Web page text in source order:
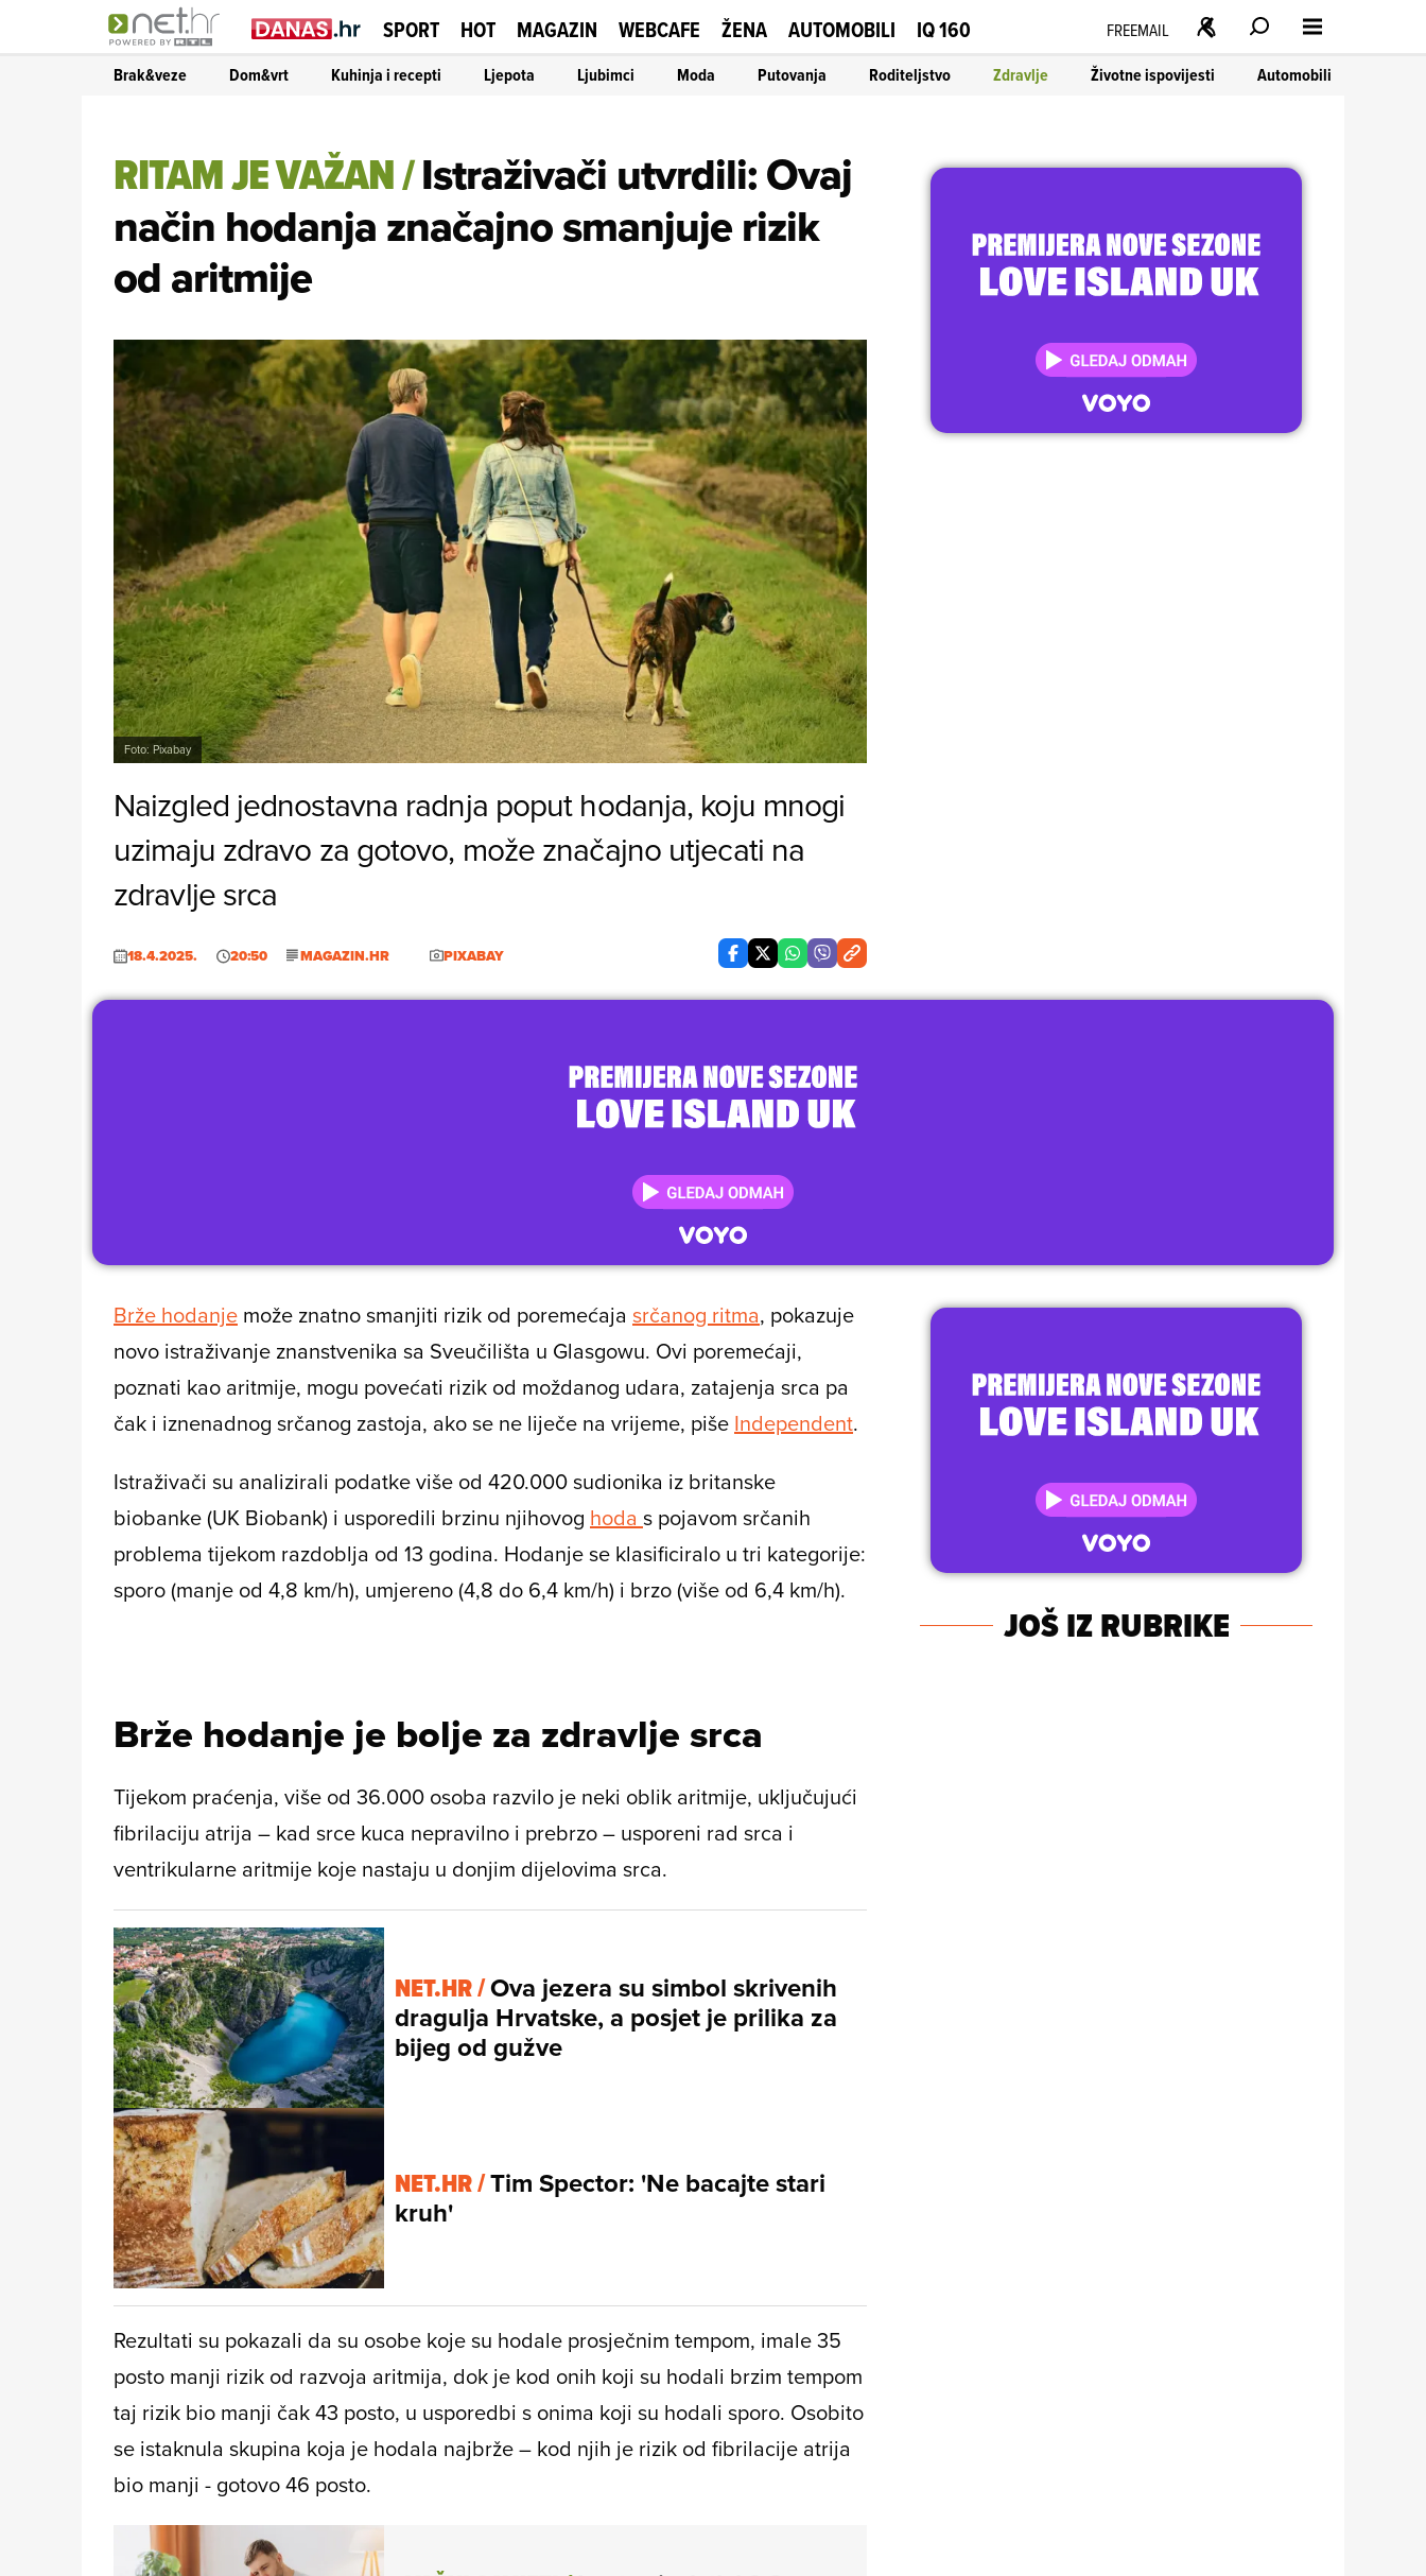
SPORT HOT MAGAZIN WEBCAFE ŽENA AUTOMOBILI IQ 160 FREEMAIL
Brak&veze Dom&vrt Kuhinja i recepti Ljepota Ljubimci Moda Putovanja Roditeljstvo Zdravlje Životne ispovijesti Automobili
RITAM JE VAŽAN/Istraživači utvrdili: Ovaj
način hodanja značajno smanjuje rizik
od aritmije
Foto: Pixabay
Naizgled jednostavna radnja poput hodanja, koju mnogi
uzimaju zdravo za gotovo, može značajno utjecati na
zdravlje srca
18.4.2025. 20:50 MAGAZIN.HR PIXABAY
Brže hodanje može znatno smanjiti rizik od poremećaja srčanog ritma, pokazuje
novo istraživanje znanstvenika sa Sveučilišta u Glasgowu. Ovi poremećaji,
poznati kao aritmije, mogu povećati rizik od moždanog udara, zatajenja srca pa
čak i iznenadnog srčanog zastoja, ako se ne liječe na vrijeme, piše Independent.
Istraživači su analizirali podatke više od 420.000 sudionika iz britanske
biobanke (UK Biobank) i usporedili brzinu njihovog hoda s pojavom srčanih
problema tijekom razdoblja od 13 godina. Hodanje se klasificiralo u tri kategorije:
sporo (manje od 4,8 km/h), umjereno (4,8 do 6,4 km/h) i brzo (više od 6,4 km/h).
Brže hodanje je bolje za zdravlje srca
Tijekom praćenja, više od 36.000 osoba razvilo je neki oblik aritmije, uključujući
fibrilaciju atrija – kad srce kuca nepravilno i prebrzo – usporeni rad srca i
ventrikularne aritmije koje nastaju u donjim dijelovima srca.
NET.HR /Ova jezera su simbol skrivenih
dragulja Hrvatske, a posjet je prilika za
bijeg od gužve
NET.HR /Tim Spector: 'Ne bacajte stari
kruh'
Rezultati su pokazali da su osobe koje su hodale prosječnim tempom, imale 35
posto manji rizik od razvoja aritmija, dok je kod onih koji su hodali brzim tempom
taj rizik bio manji čak 43 posto, u usporedbi s onima koji su hodali sporo. Osobito
se istaknula skupina koja je hodala najbrže – kod njih je rizik od fibrilacije atrija
bio manji - gotovo 46 posto.
JOŠ IZ RUBRIKE